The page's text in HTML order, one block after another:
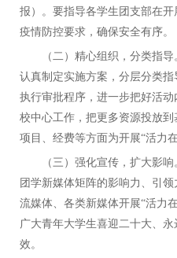
报）。要指导各学生团支部在
疫情防控要求，确保安全有序。
（二） 精心组织，分类指导
认真制定实施方案，分层分类
执行审批程序，进一步把好活
校中心工作，把更多资源投放到
项目、经费等方面为开展“活力
（三） 强化宣传，扩大影
团学新媒体矩阵的影响力、引
流媒体、各类新媒体开展“活力
广大青年大学生喜迎二十大、
效。